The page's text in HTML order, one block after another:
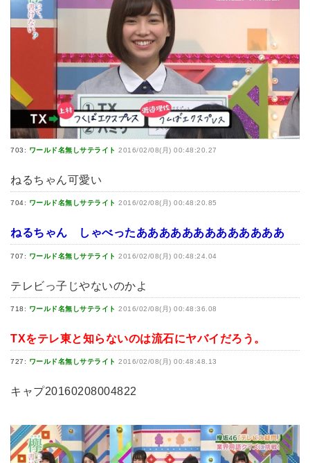
703: ワールド名無しサテライト 2016/02/08(月) 00:48:20.27
ねるちゃん可愛い
704: ワールド名無しサテライト 2016/02/08(月) 00:48:20.85
ねるちゃん しゃべったあああああああああああああ
707: ワールド名無しサテライト 2016/02/08(月) 00:48:24.04
テレビっ子じやないのかよ
718: ワールド名無しサテライト 2016/02/08(月) 00:48:36.08
TXをテレ東と知らないのは流石にヤバイだろう。
727: ワールド名無しサテライト 2016/02/08(月) 00:48:48.13
キャプ20160208004822